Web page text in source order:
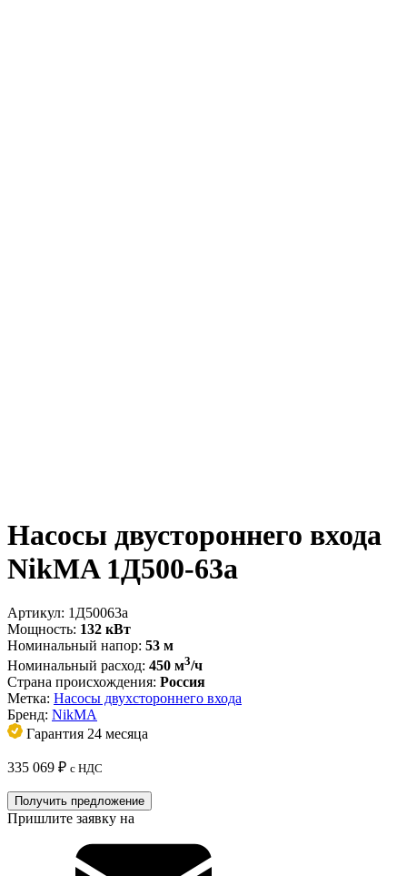
Насосы двустороннего входа
NikMA 1Д500-63а
Артикул: 1Д50063а
Мощность: 132 кВт
Номинальный напор: 53 м
Номинальный расход: 450 м3/ч
Страна происхождения: Россия
Метка: Насосы двухстороннего входа
Бренд: NikMA
Гарантия 24 месяца
335 069 ₽ с НДС
Получить предложение
Пришлите заявку на